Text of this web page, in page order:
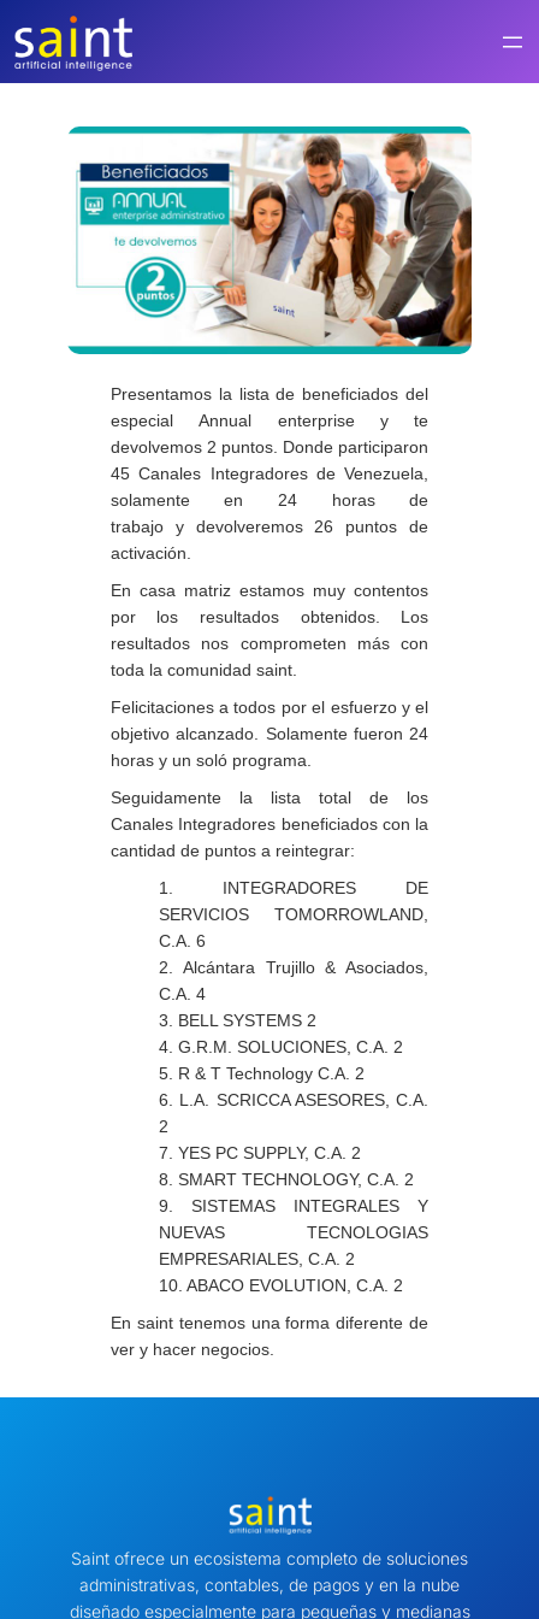
contenido
Presentamos la lista de beneficiados del
especialAnnual enterprise y te
devolvemos 2 puntos . Donde participaron
45 Canales IntegradoresdeVenezuela,
solamente en 24 horas de
trabajo y devolveremos 26 puntos de
activación.
En casa matrizestamos muy contentos
por los resultados obtenidos. Los
resultados nos comprometen más con
toda la comunidad saint.
Felicitaciones a todos por el esfuerzo y el
objetivo alcanzado.
Solamente fueron 24
horas y un soló programa
Seguidamente la lista total de los
Canales Integradores beneficiados con la
cantidad de puntos a reintegrar:
1. INTEGRADORES DE
SERVICIOS TOMORROWLAND,
C.A. 6
2. Alcántara Trujillo & Asociados,
C.A. 4
3. BELL SYSTEMS 2
4. G.R.M. SOLUCIONES, C.A. 2
5. R & T Technology C.A. 2
6. L.A. SCRICCA ASESORES, C.A.
2
7. YES PC SUPPLY, C.A. 2
8. SMART TECHNOLOGY, C.A. 2
9. SISTEMAS INTEGRALES Y
NUEVAS TECNOLOGIAS
EMPRESARIALES, C.A. 2
10. ABACO EVOLUTION, C.A. 2
En saint tenemos unaforma diferente de
ver y hacer negocios.
Saint ofrece un ecosistema completo de soluciones
administrativas, contables, de pagos y en la nube
diseñado especialmente para pequeñas y medianas